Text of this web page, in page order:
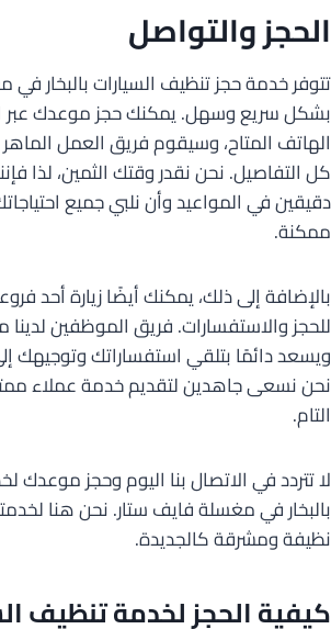
الحجز والتواصل
تتوفر خدمة حجز تنظيف السيارات بالبخار
بشكل سريع وسهل. يمكنك حجز موعدك عبر
الهاتف المتاح، وسيقوم فريق العمل الماهر
كل التفاصيل. نحن نقدر وقتك الثمين، لذا
دقيقين في المواعيد وأن نلبي جميع
ممكنة.
بالإضافة إلى ذلك، يمكنك أيضًا زيارة أحد
للحجز والاستفسارات. فريق الموظفين
ويسعد دائمًا بتلقي استفساراتك وتوجيهك
نحن نسعى جاهدين لتقديم خدمة عملاء
التام.
لا تتردد في الاتصال بنا اليوم وحجز موعدك
بالبخار في مغسلة فايف ستار. نحن هنا
نظيفة ومشرقة كالجديدة.
كيفية الحجز لخدمة تنظيف